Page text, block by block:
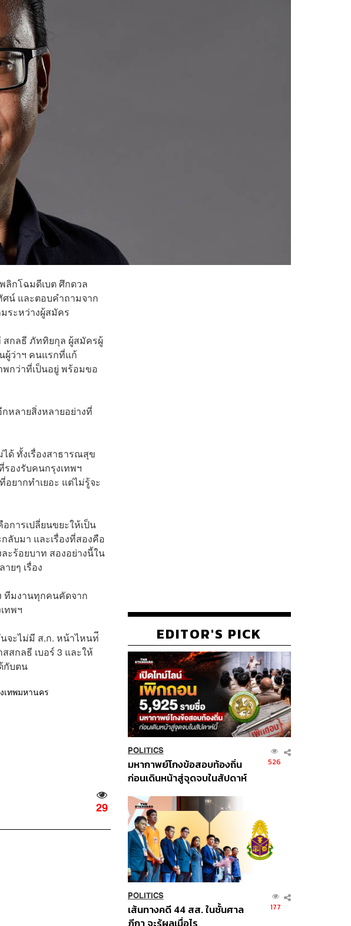
ลิกโฉมดีเบต ศึกดวล
ศน์ และตอบคำถามจาก
ระหว่างผู้สมัคร
สกลธี ภัททิยกุล ผู้สมัครผู้
ผู้ว่าฯ คนแรกที่แก้
กว่าที่เป็นอยู่ พร้อมขอ
หลายสิ่งหลายอย่างที่
ด้ ทั้งเรื่องสาธารณสุข
องรับคนกรุงเทพฯ
ยากทำเยอะ แต่ไม่รู้จะ
การเปลี่ยนขยะให้เป็น
ลับมา และเรื่องที่สองคือ
ะร้อยบาท สองอย่างนี้ใน
ยๆ เรื่อง
ทีมงานทุกคนคัดจาก
ทพฯ
จะไม่มี ส.ก. หน้าไหนท่ี
สกลธี เบอร์ 3 และให้
กับตน
เทพมหานคร
29
EDITOR'S PICK
POLITICS
มหากาพย์โกงข้อสอบท้องถิ่น
ก่อนเดินหน้าสู่จุดจบในสัปดาห์
526
POLITICS
เส้นทางคดี 44 สส. ในชั้นศาล
177